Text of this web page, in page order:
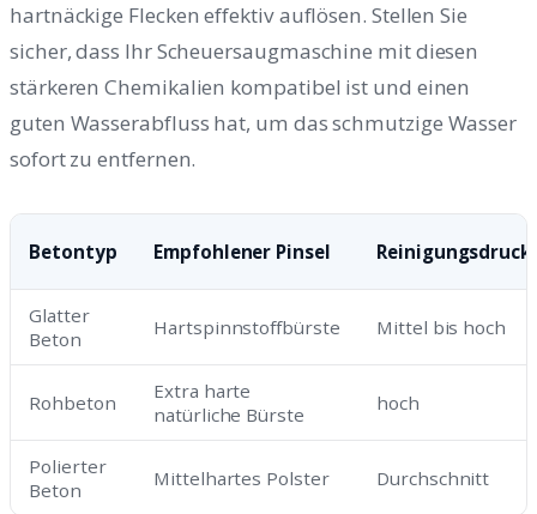
hartnäckige Flecken effektiv auflösen. Stellen Sie
sicher, dass Ihr Scheuersaugmaschine mit diesen
stärkeren Chemikalien kompatibel ist und einen
guten Wasserabfluss hat, um das schmutzige Wasser
sofort zu entfernen.
Betontyp Empfohlener Pinsel Reinigungsdruck
Glatter
Beton
Hartspinnstoffbürste Mittel bis hoch
Rohbeton
Extra harte
natürliche Bürste
hoch
Polierter
Beton
Mittelhartes Polster Durchschnitt